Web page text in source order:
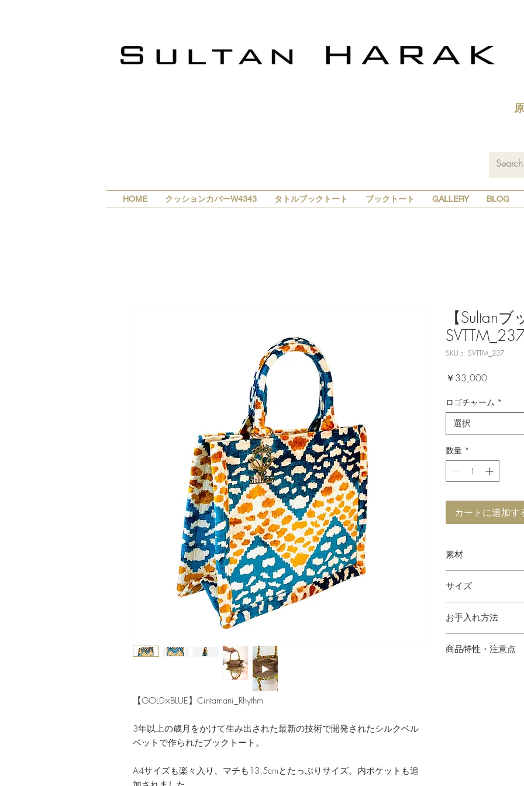
HOME クッションカバーW4343 タトルブックトート ブックトート GALLERY BLOG
【GOLD×BLUE】Cintamani_Rhythm
3年以上の歳月をかけて生み出された最新の技術で開発されたシルクベル
ベットで作られたブックトート。
A4サイズも楽々入り、マチも13.5cmとたっぷりサイズ。内ポケットも追
【Sultanブ
SKU： SVTTM_237
￥33,000価
ロゴチャーム *
選択
数量 *
カートに追加す
素材
サイズ
お手入れ方法
商品特性・注意点